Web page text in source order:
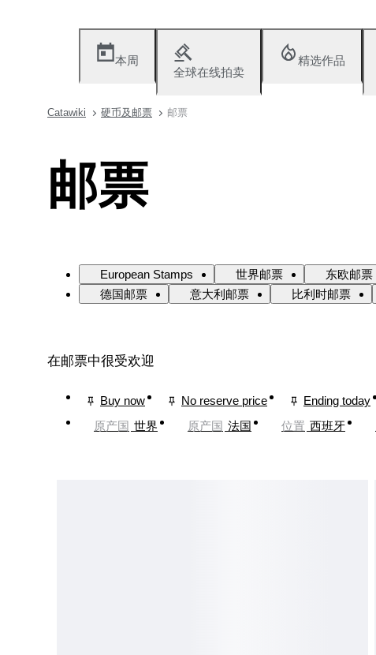
本周
全球在线拍卖
精选作品
Catawiki 硬币及邮票 邮票
邮票
European Stamps 世界邮票 东欧邮票
德国邮票
意大利邮票 比利时邮票
在邮票中很受欢迎
Buy now No reserve price Ending today
原产国 世界 原产国 法国 位置 西班牙